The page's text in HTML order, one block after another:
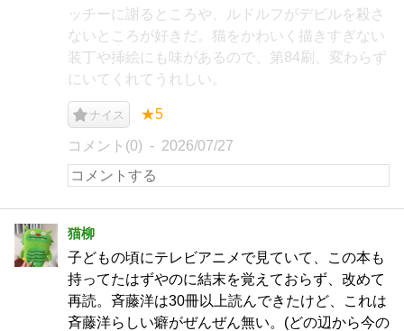
ッチーに謝るところや、ルドルフがデビルを殺さ
ないところが好きだ。猫をかわいく描きすぎない
装丁や挿絵にも味があるので、第84刷、変わらず
にいてくれてうれしい。
ナイス ★5
コメント(0) 2026/07/27
猫柳
子どもの頃にテレビアニメで見ていて、この本も
持ってたはずやのに結末を覚えておらず、改めて
再読。斉藤洋は30冊以上読んできたけど、これは
斉藤洋らしい癖がぜんぜん無い。(どの辺から今の